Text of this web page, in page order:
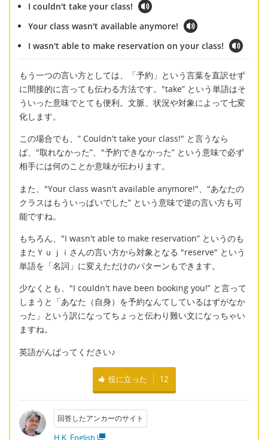
I couldn't take your class!
Your class wasn't available anymore!
I wasn't able to make reservation on your class!
もう一つの言い方としては、「予約」という言葉を直訳せず
に間接的に言っても伝わる方法です。"take” という単語はそ
ういった意味でとても便利。文脈、状況や対象によって七変
化します。
この場合でも、” Couldn't take your class!" と言うなら
ば、"取れなかった”、"予約できなかった” という意味で必ず
相手には何のことか意味が伝わります。
また、"Your class wasn't available anymore!"、"あなたの
クラスはもういっぱいでした” という意味で逆の言い方も可
能ですね。
もちろん、"I wasn't able to make reservation” というのも
またＹｕｊｉさんの言い方から対象となる "reserve" という
単語を「名詞」に変えただけのパターンもできます。
少なくとも、"I couldn't have been booking you!” と言って
しまうと「あなた（自身）を予約なんてしているはずがなか
った」という訳になってちょっと伝わり難い文になっちゃい
ますね。
英語がんばってください♪
役に立った 12
回答したアンカーのサイト
H.K. English